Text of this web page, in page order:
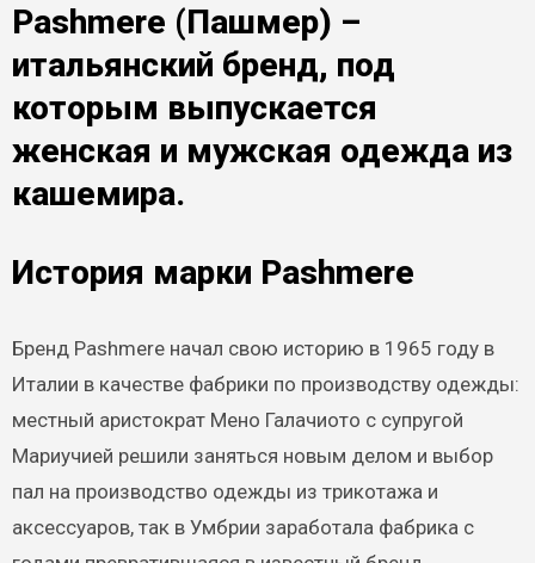
Pashmere (Пашмер) –
итальянский бренд, под
которым выпускается
женская и мужская одежда из
кашемира.
История марки Pashmere
Бренд Pashmere начал свою историю в 1965 году в
Италии в качестве фабрики по производству одежды:
местный аристократ Мено Галачиото с супругой
Мариучией решили заняться новым делом и выбор
пал на производство одежды из трикотажа и
аксессуаров, так в Умбрии заработала фабрика с